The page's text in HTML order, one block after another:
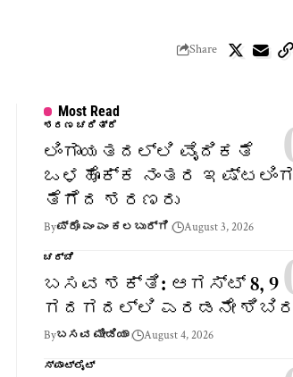
Share
Most Read
ಶರಣ ಚರಿತ್ರೆ
ಲಿಂಗಾಯತದಲ್ಲಿ ವೈದಿಕತೆ
ಒಳಹೊಕ್ಕ ನಂತರ ಇಷ್ಟಲಿಂಗ
ತೆಗೆದ ಶರಣರು
Byಪ್ರೊ ಎಂ ಎಂ ಕಲಬುರ್ಗಿ August 3, 2026
ಚರ್ಚೆ
ಬಸವ ಶಕ್ತಿ: ಆಗಸ್ಟ್ 8, 9
ಗದಗದಲ್ಲಿ ಎರಡನೇ ಶಿಬಿರ
Byಬಸವ ಮೀಡಿಯಾ August 4, 2026
ಸ್ಪಾಟ್‌ಲೈಟ್